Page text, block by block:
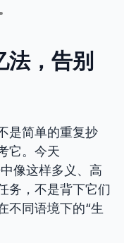
法，告别
是简单的重复抄
它。今天
像这样多义、高
务，不是背下它们
不同语境下的“生